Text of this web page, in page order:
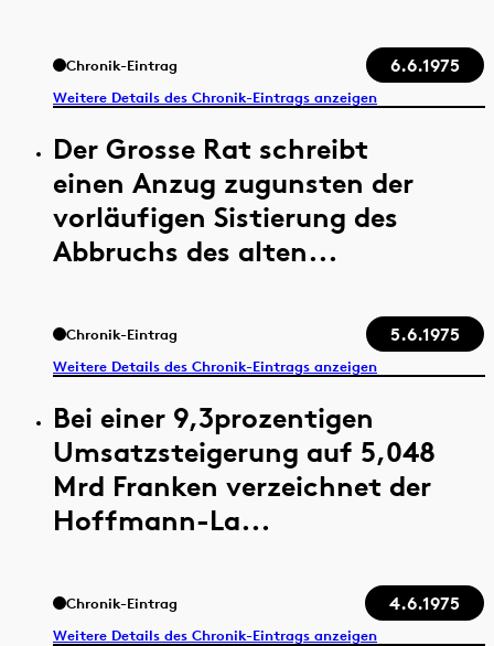
Chronik-Eintrag 6.6.1975
Weitere Details des Chronik-Eintrags anzeigen
Der Grosse Rat schreibt
einen Anzug zugunsten der
vorläufigen Sistierung des
Abbruchs des alten...
Chronik-Eintrag 5.6.1975
Weitere Details des Chronik-Eintrags anzeigen
Bei einer 9,3prozentigen
Umsatzsteigerung auf 5,048
Mrd Franken verzeichnet der
Hoffmann-La...
Chronik-Eintrag 4.6.1975
Weitere Details des Chronik-Eintrags anzeigen